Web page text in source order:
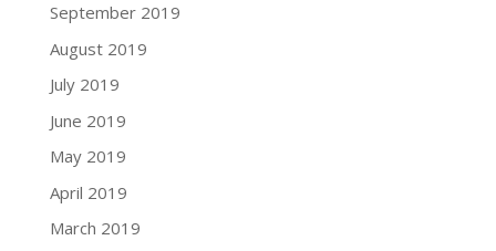
September 2019
August 2019
July 2019
June 2019
May 2019
April 2019
March 2019